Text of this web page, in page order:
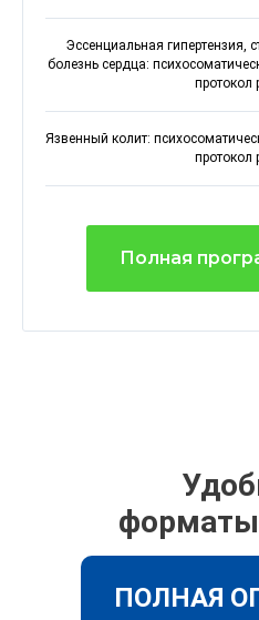
Эссенциальная гипертензия,
болезнь сердца:
протокол
Язвенный колит:
протокол
Полная
ПОЛНАЯ